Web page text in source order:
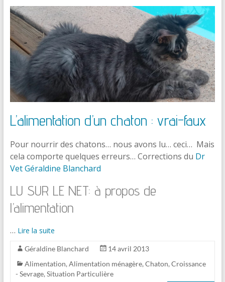
L’alimentation d’un chaton : vrai-faux
Pour nourrir des chatons… nous avons lu… ceci… Mais
cela comporte quelques erreurs… Corrections du Dr
Vet Géraldine Blanchard
LU SUR LE NET: à propos de
l’alimentation
… Lire la suite
Géraldine Blanchard
14 avril 2013
Alimentation, Alimentation ménagère, Chaton, Croissance
- Sevrage, Situation Particulière